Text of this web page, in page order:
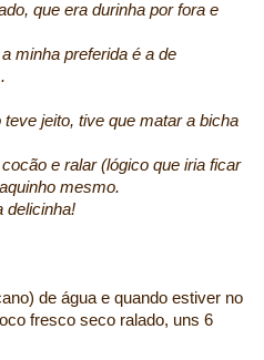
que era durinha por fora e
minha preferida é a de
jeito, tive que matar a bicha
e ralar (lógico que iria ficar
mesmo.
delicinha!
de água e quando estiver no
fresco seco ralado, uns 6